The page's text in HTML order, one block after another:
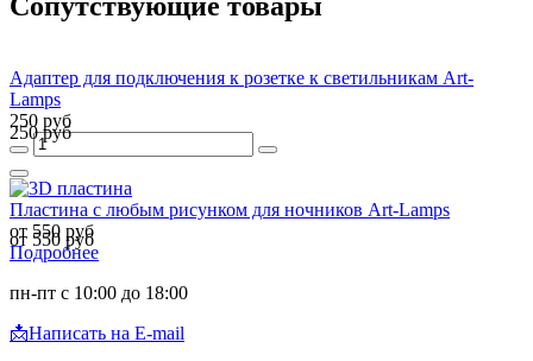
Адаптер для подключения к розетке к светильникам Art-
Lamps
250 руб
250 руб
Пластина с любым рисунком для ночников Art-Lamps
от 550 руб
от 550 руб
Подробнее
пн-пт с 10:00 до 18:00
📩Написать на E-mail